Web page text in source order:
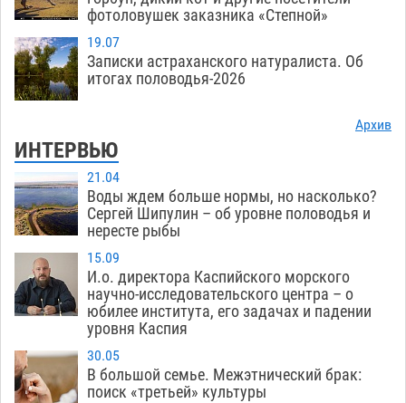
фотоловушек заказника «Степной»
19.07
Записки астраханского натуралиста. Об
итогах половодья-2026
Архив
ИНТЕРВЬЮ
21.04
Воды ждем больше нормы, но насколько?
Сергей Шипулин – об уровне половодья и
нересте рыбы
15.09
И.о. директора Каспийского морского
научно-исследовательского центра – о
юбилее института, его задачах и падении
уровня Каспия
30.05
В большой семье. Межэтнический брак:
поиск «третьей» культуры